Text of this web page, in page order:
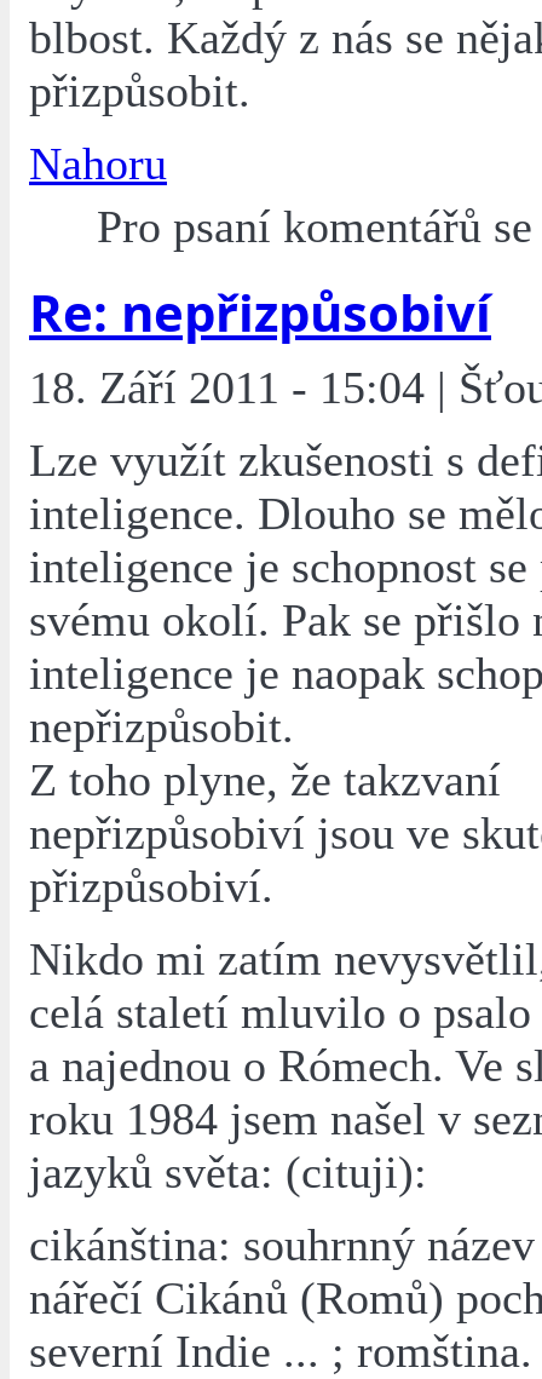
blbost. Každý z nás se
přizpůsobit.
Nahoru
Pro psaní komentářů
Re: nepřizpůsobiví
18. Září 2011 - 15:04 |
Lze využít zkušenosti s
inteligence. Dlouho se
inteligence je schopnost
svému okolí. Pak se přišlo
inteligence je naopak
nepřizpůsobit.
Z toho plyne, že takzvaní
nepřizpůsobiví jsou ve
přizpůsobiví.
Nikdo mi zatím
celá staletí mluvilo o psalo
a najednou o Rómech. Ve
roku 1984 jsem našel v
jazyků světa: (cituji):
cikánština: souhrnný
nářečí Cikánů (Romů)
severní Indie ... ; romština.